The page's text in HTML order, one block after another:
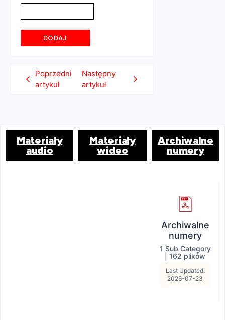
Poprzedni
artykuł
Następny
artykuł
Materiały
audio
Materiały
wideo
Archiwalne
numery
Archiwalne
numery
1 Sub Category
162 plików
Last Updated:
2026-07-23